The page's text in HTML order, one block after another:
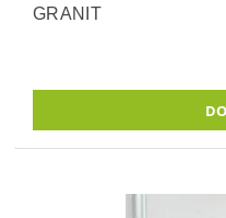
GRANIT